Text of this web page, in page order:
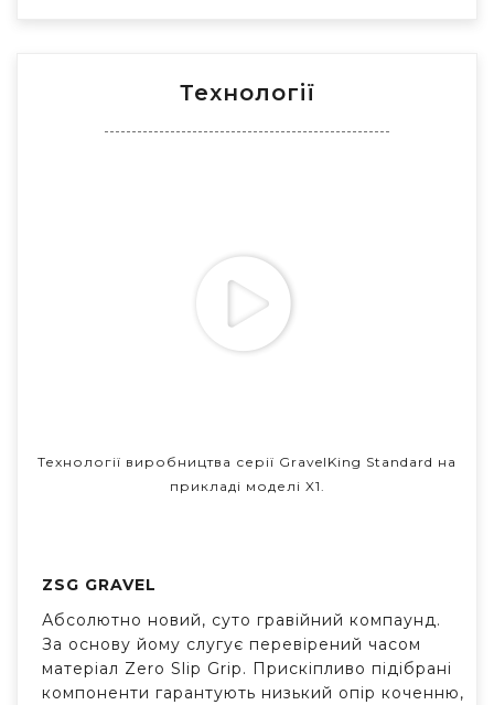
Технології
Технології виробництва серії GravelKing Standard на
прикладі моделі X1.
ZSG GRAVEL
Абсолютно новий, суто гравійний компаунд.
За основу йому слугує перевірений часом
матеріал Zero Slip Grip. Прискіпливо підібрані
компоненти гарантують низький опір коченню,